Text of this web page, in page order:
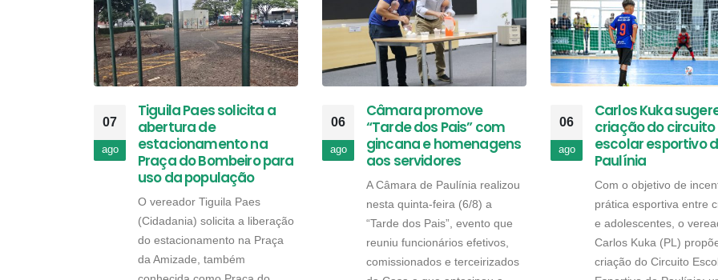
07
ago
Tiguila Paes solicita a
abertura de
estacionamento na
Praça do Bombeiro para
uso da população
O vereador Tiguila Paes
(Cidadania) solicita a liberação
do estacionamento na Praça
da Amizade, também
06
ago
Câmara promove
“Tarde dos Pais” com
gincana e homenagens
aos servidores
A Câmara de Paulínia realizou
nesta quinta-feira (6/8) a
“Tarde dos Pais”, evento que
reuniu funcionários efetivos,
comissionados e terceirizados
06
ago
Carlos Kuka
criação do circuito
escolar esportivo
Paulínia
Com o objetivo de
prática esportiva entre
e adolescentes, o
Carlos Kuka (PL)
criação do Circuito